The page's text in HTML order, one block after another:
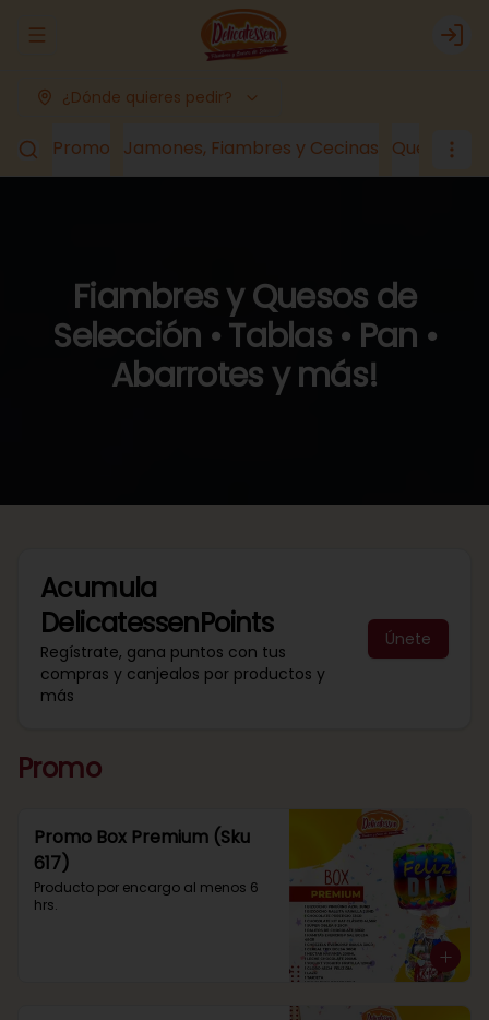
Abrir menu de navegación Login
¿Dónde quieres pedir?
Promo Jamones, Fiambres y Cecinas Quesos
Fiambres y Quesos de
Selección • Tablas • Pan •
Abarrotes y más!
Acumula
DelicatessenPoints
Regístrate, gana puntos con tus
compras y canjealos por productos y
más
Únete
Promo
Promo Box Premium (Sku
617)
Producto por encargo al menos 6
hrs.